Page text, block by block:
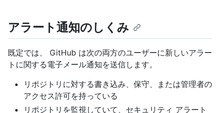
アラート通知のしくみ
既定では、 GitHub は次の両方のユーザーに新しいアラー
トに関する電子メール通知を送信します。
リポジトリに対する書き込み、保守、または管理者の
アクセス許可を持っている
リポジトリを監視していて、セキュリティ アラート